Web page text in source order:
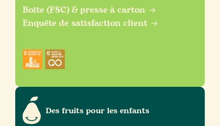
Des fruits pour les enfants
Boîte (FSC) & presse à carton
Enquête de satisfaction client